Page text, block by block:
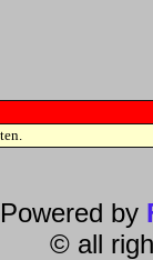
Powered by
© all